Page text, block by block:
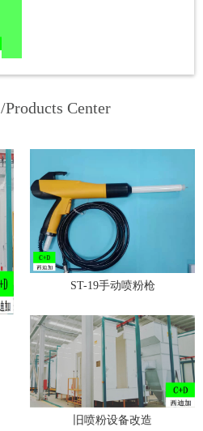
/Products Center
ST-19手动喷粉枪
旧喷粉设备改造